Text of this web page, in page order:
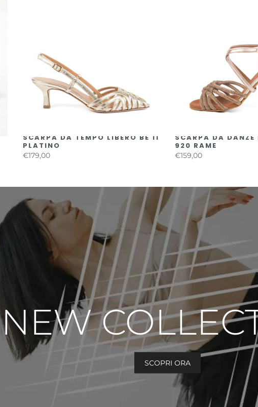
SCARPA DA TEMPO LIBERO BE 11
PLATINO
€179,00
SCARPA DA
920 RAME
€159,00
NEW
SCOPRI ORA